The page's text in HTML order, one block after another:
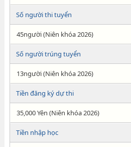
Số người thi tuyển
45người (Niên khóa 2026)
Số người trúng tuyển
13người (Niên khóa 2026)
Tiền đăng ký dự thi
35,000 Yên (Niên khóa 2026)
Tiền nhập học